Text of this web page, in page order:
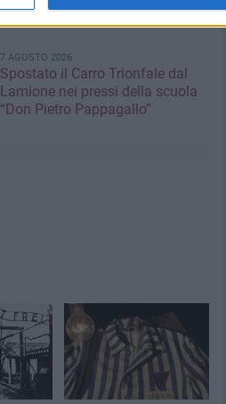
7 AGOSTO 2026
Spostato il Carro Trionfale dal
Lamione nei pressi della scuola
“Don Pietro Pappagallo”